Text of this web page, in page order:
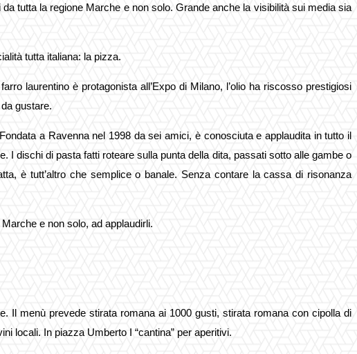
tutta la regione Marche e non solo.Grande anche la visibilità sui media sia
tutta italiana: la pizza.
laurentino è protagonista all’Expo di Milano, l’olio ha riscosso prestigiosi
gustare.
Fondata a Ravenna nel 1998 da sei amici, è conosciuta e applaudita in tutto il
I dischi di pasta fatti roteare sulla punta della dita, passati sotto alle gambe o
è tutt’altro che semplice o banale. Senza contare la cassa di risonanza
e non solo, ad applaudirli.
Il menù prevede stirata romana ai 1000 gusti, stirata romana con cipolla di
locali. In piazza Umberto I “cantina” per aperitivi.